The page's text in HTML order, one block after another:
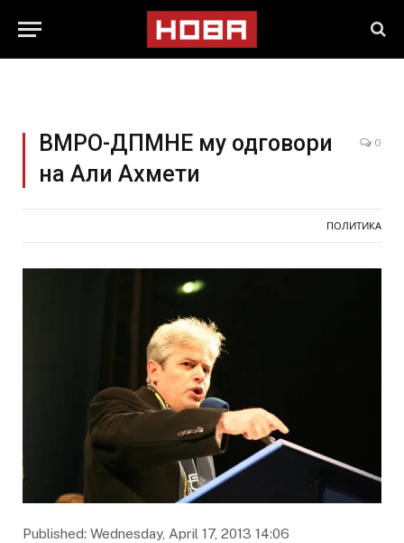
ВМРО-ДПМНЕ му одговори
на Али Ахмети
0
ПОЛИТИКА
Published: Wednesday, April 17, 2013 14:06